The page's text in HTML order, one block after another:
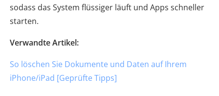
sodass das System flüssiger läuft und Apps schneller
starten.
Verwandte Artikel:
So löschen Sie Dokumente und Daten auf Ihrem
iPhone/iPad [Geprüfte Tipps]